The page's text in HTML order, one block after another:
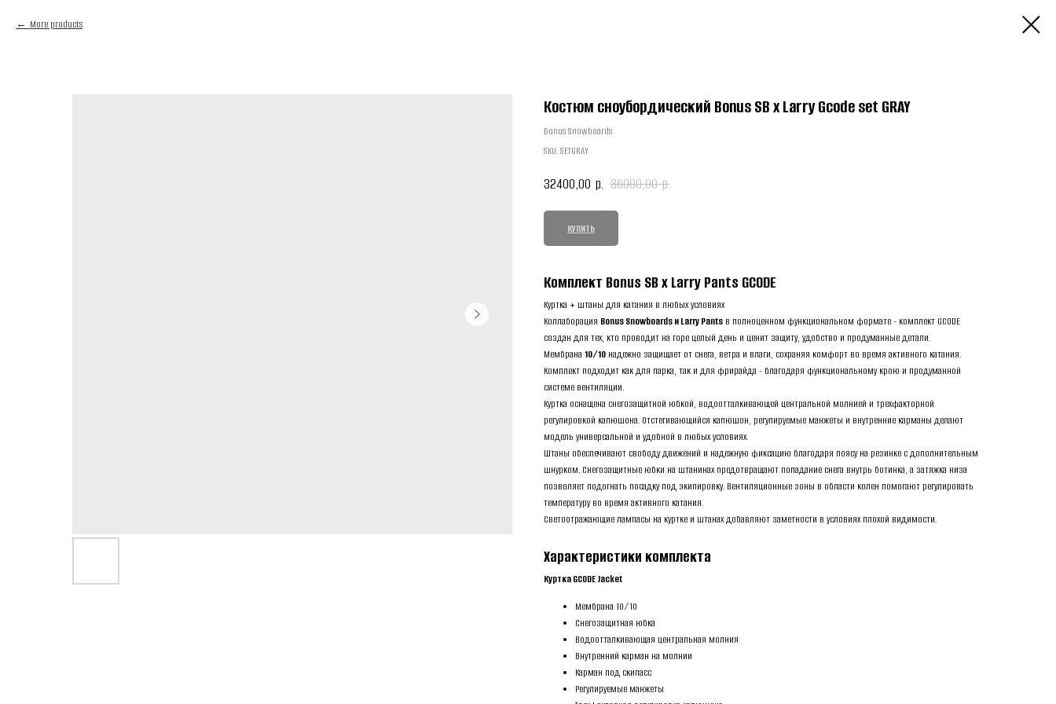
More products
Костюм сноубордический Bonus SB x Larry Gcode set GRAY
Бonus Snowboards
SKU:SETGRAY
32400,00 р. 36000,00 р.
КУПИТЬ
Комплект Bonus SB x Larry Pants GCODE
Куртка + штаны для катания в любых условиях
Коллаборация Bonus Snowboards и Larry Pants в полноценном функциональном формате - комплект GCODE
создан для тех, кто проводит на горе целый день и ценит защиту, удобство и продуманные детали.
Мембрана 10/10 надежно защищает от снега, ветра и влаги, сохраняя комфорт во время активного катания.
Комплект подходит как для парка, так и для фрирайда - благодаря функциональному крою и продуманной
системе вентиляции.
Куртка оснащена снегозащитной юбкой, водоотталкивающей центральной молнией и трехфакторной
регулировкой капюшона. Отстегивающийся капюшон, регулируемые манжеты и внутренние карманы делают
модель универсальной и удобной в любых условиях.
Штаны обеспечивают свободу движений и надежную фиксацию благодаря поясу на резинке с дополнительным
шнурком. Снегозащитные юбки на штанинах предотвращают попадание снега внутрь ботинка, а затяжка низа
позволяет подогнать посадку под экипировку. Вентиляционные зоны в области колен помогают регулировать
температуру во время активного катания.
Светоотражающие лампасы на куртке и штанах добавляют заметности в условиях плохой видимости.
Характеристики комплекта
Куртка GCODE Jacket
Мембрана 10/10
Снегозащитная юбка
Водоотталкивающая центральная молния
Внутренний карман на молнии
Карман под скипасс
Регулируемые манжеты